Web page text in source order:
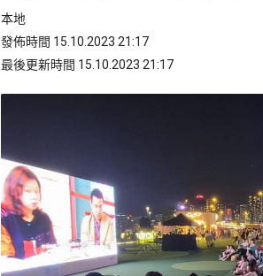
本地
發佈時間 15.10.2023 21:17
最後更新時間 15.10.2023 21:17